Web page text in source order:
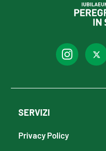
SERVIZI
Privacy Policy